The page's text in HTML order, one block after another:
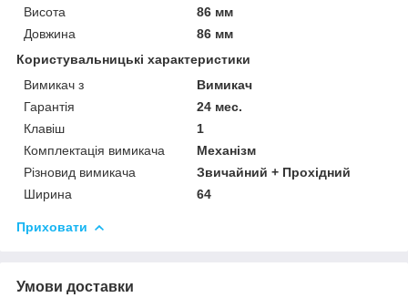
Висота
86 мм
Довжина
86 мм
Користувальницькі характеристики
Вимикач з
Вимикач
Гарантія
24 мес.
Клавіш
1
Комплектація вимикача
Механізм
Різновид вимикача
Звичайний + Прохідний
Ширина
64
Приховати
Умови доставки